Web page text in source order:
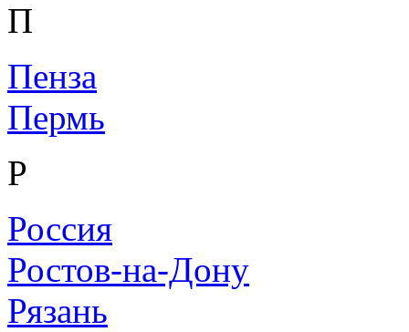
П
Пенза
Пермь
Р
Россия
Ростов-на-Дону
Рязань